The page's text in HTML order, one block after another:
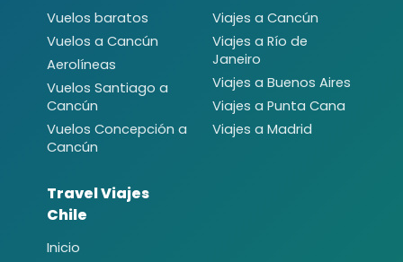
Vuelos baratos
Vuelos a Cancún
Aerolíneas
Vuelos Santiago a
Cancún
Vuelos Concepción a
Cancún
Viajes a Cancún
Viajes a Río de
Janeiro
Viajes a Buenos Aires
Viajes a Punta Cana
Viajes a Madrid
Travel Viajes
Chile
Inicio